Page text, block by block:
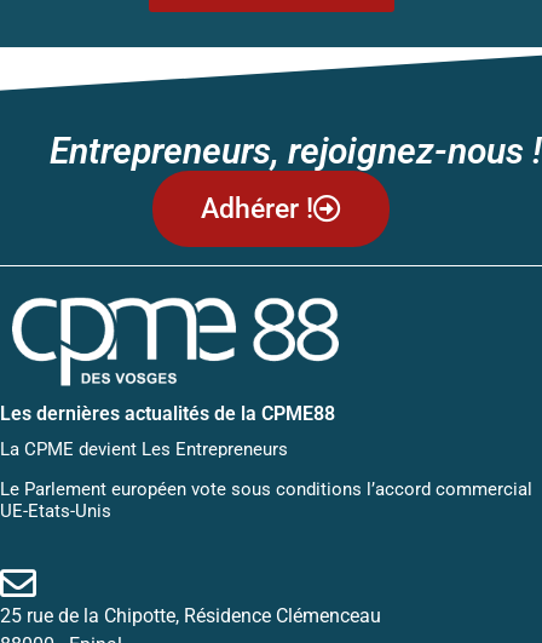
Entrepreneurs, rejoignez-nous !
Adhérer !
Les dernières actualités de la CPME88
La CPME devient Les Entrepreneurs
Le Parlement européen vote sous conditions l’accord commercial
UE-Etats-Unis
25 rue de la Chipotte, Résidence Clémenceau